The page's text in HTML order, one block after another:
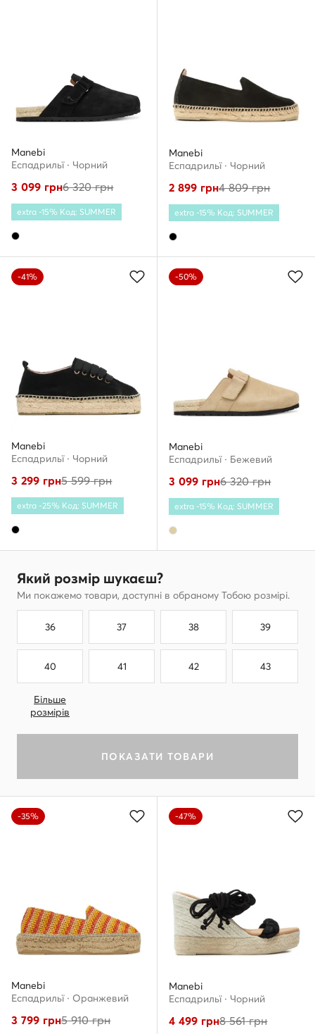
Manebi
Еспадрильї · Чорний
3 099 грн6 320грн
extra -15% Код: SUMMER
Manebi
Еспадрильї · Чорний
2 899 грн4 809грн
extra -15% Код: SUMMER
-41%
Manebi
Еспадрильї · Чорний
3 299 грн5 599грн
extra -25% Код: SUMMER
-50%
Manebi
Еспадрильї · Бежевий
3 099 грн6 320грн
extra -15% Код: SUMMER
Який розмір шукаєш?
Ми покажемо товари, доступні в обраному Тобою розмірі.
36 37 38 39
40 41 42 43
Більше
розмірів
ПОКАЗАТИ ТОВАРИ
-35%
Manebi
Еспадрильї · Оранжевий
3 799 грн5 910грн
-47%
Manebi
Еспадрильї · Чорний
4 499 грн8 561грн